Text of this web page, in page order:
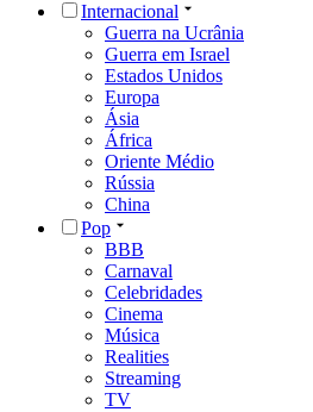
Internacional
Guerra na Ucrânia
Guerra em Israel
Estados Unidos
Europa
Ásia
África
Oriente Médio
Rússia
China
Pop
BBB
Carnaval
Celebridades
Cinema
Música
Realities
Streaming
TV